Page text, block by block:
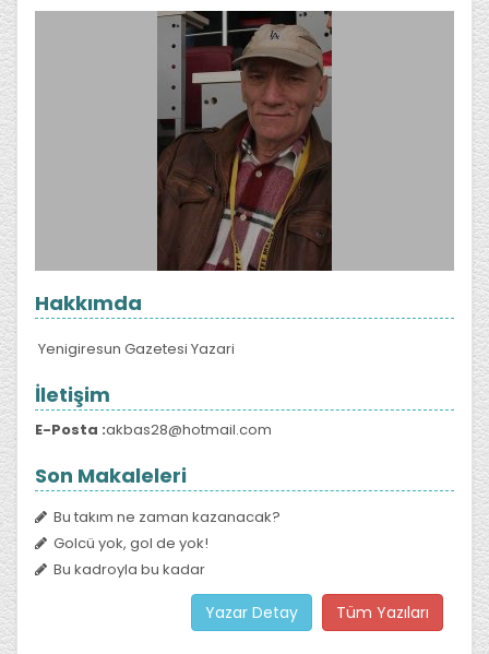
Hakkımda
Yenigiresun Gazetesi Yazari
İletişim
E-Posta :akbas28@hotmail.com
Son Makaleleri
Bu takım ne zaman kazanacak?
Golcü yok, gol de yok!
Bu kadroyla bu kadar
Yazar Detay Tüm Yazıları